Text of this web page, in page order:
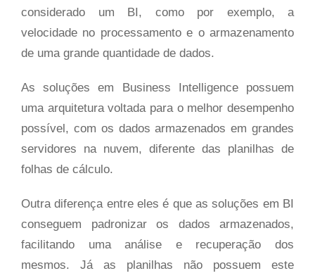
considerado um BI, como por exemplo, a
velocidade no processamento e o armazenamento
de uma grande quantidade de dados.
As soluções em Business Intelligence possuem
uma arquitetura voltada para o melhor desempenho
possível, com os dados armazenados em grandes
servidores na nuvem, diferente das planilhas de
folhas de cálculo.
Outra diferença entre eles é que as soluções em BI
conseguem padronizar os dados armazenados,
facilitando uma análise e recuperação dos
mesmos. Já as planilhas não possuem este